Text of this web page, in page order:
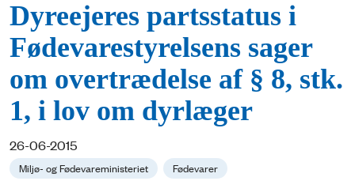
Dyreejeres partsstatus i
Fødevarestyrelsens sager
om overtrædelse af § 8, stk.
1, i lov om dyrlæger
26-06-2015
Miljø- og Fødevareministeriet
Fødevarer